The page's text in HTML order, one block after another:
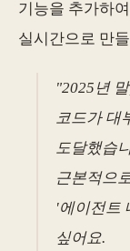
기능을 추가하
실시간으로 만
"2025년
코드가 대
도달했습
근본적으
'에이전트
싶어요.